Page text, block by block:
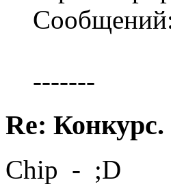
-------
Re:
Chip - ;D